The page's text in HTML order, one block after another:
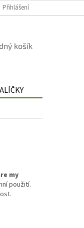
od smlouvy
Přihlášení
košík
my
použití.